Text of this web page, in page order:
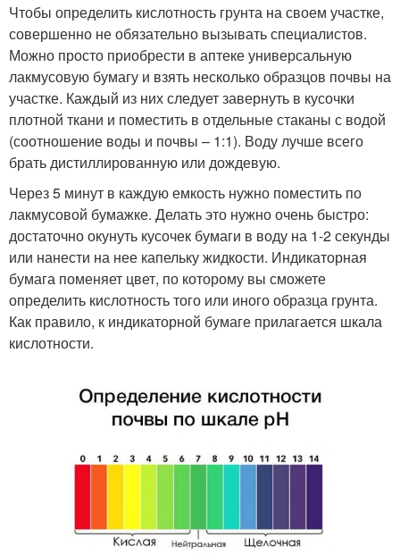
Чтобы определить кислотность грунта на своем участке,
совершенно не обязательно вызывать специалистов.
Можно просто приобрести в аптеке универсальную
лакмусовую бумагу и взять несколько образцов почвы на
участке. Каждый из них следует завернуть в кусочки
плотной ткани и поместить в отдельные стаканы с водой
(соотношение воды и почвы – 1:1). Воду лучше всего
брать дистиллированную или дождевую.
Через 5 минут в каждую емкость нужно поместить по
лакмусовой бумажке. Делать это нужно очень быстро:
достаточно окунуть кусочек бумаги в воду на 1-2 секунды
или нанести на нее капельку жидкости. Индикаторная
бумага поменяет цвет, по которому вы сможете
определить кислотность того или иного образца грунта.
Как правило, к индикаторной бумаге прилагается шкала
кислотности.